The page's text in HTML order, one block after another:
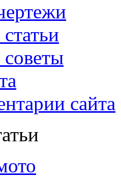
сайта